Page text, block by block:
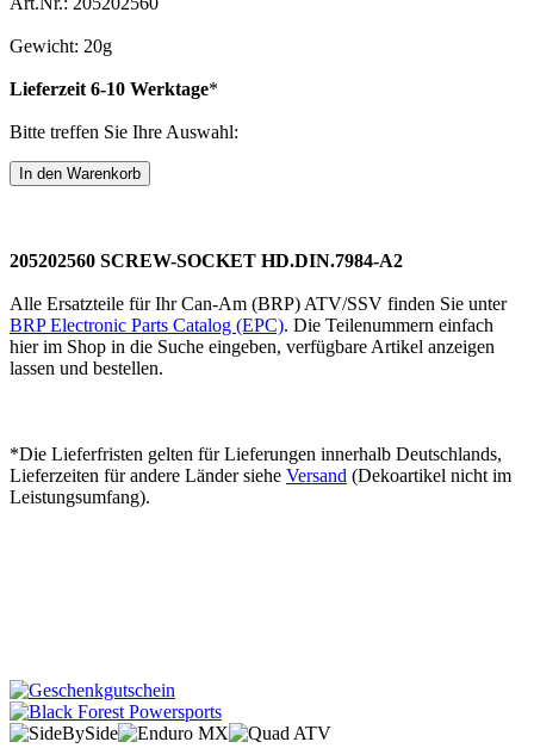
Gewicht: 20g
Lieferzeit 6-10 Werktage*
Bitte treffen Sie Ihre Auswahl:
205202560 SCREW-SOCKET HD.DIN.7984-A2
Alle Ersatzteile für Ihr Can-Am (BRP) ATV/SSV finden Sie unter
BRP Electronic Parts Catalog (EPC). Die Teilenummern einfach
hier im Shop in die Suche eingeben, verfügbare Artikel anzeigen
lassen und bestellen.
*Die Lieferfristen gelten für Lieferungen innerhalb Deutschlands,
Lieferzeiten für andere Länder siehe Versand (Dekoartikel nicht im
Leistungsumfang).